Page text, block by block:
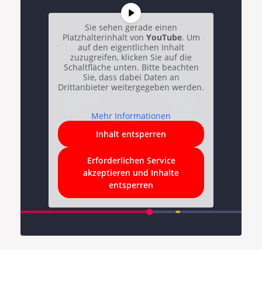
Sie sehen gerade einen
Platzhalterinhalt von YouTube. Um
auf den eigentlichen Inhalt
zuzugreifen, klicken Sie auf die
Schaltfläche unten. Bitte beachten
Sie, dass dabei Daten an
Drittanbieter weitergegeben werden.
Mehr Informationen
Inhalt entsperren
Erforderlichen Service
akzeptieren und Inhalte
entsperren